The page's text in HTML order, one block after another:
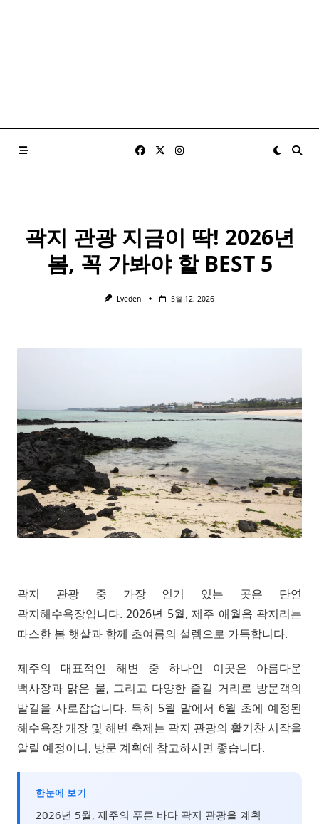
곽지 관광 지금이 딱! 2026년
봄, 꼭 가봐야 할 BEST 5
Lveden 5월 12, 2026
곽지 관광 중 가장 인기 있는 곳은 단연
곽지해수욕장입니다. 2026년 5월, 제주 애월읍 곽지리는
따스한 봄 햇살과 함께 초여름의 설렘으로 가득합니다.
제주의 대표적인 해변 중 하나인 이곳은 아름다운
백사장과 맑은 물, 그리고 다양한 즐길 거리로 방문객의
발길을 사로잡습니다. 특히 5월 말에서 6월 초에 예정된
해수욕장 개장 및 해변 축제는 곽지 관광의 활기찬 시작을
알릴 예정이니, 방문 계획에 참고하시면 좋습니다.
한눈에 보기
2026년 5월, 제주의 푸른 바다 곽지 관광을 계획